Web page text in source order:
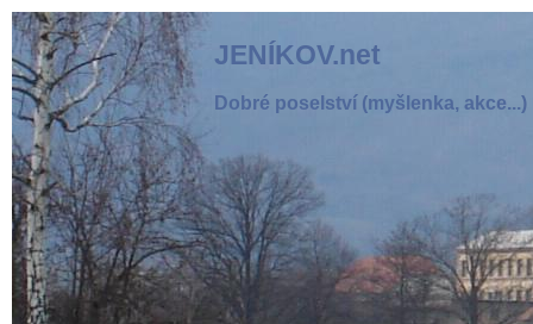
JENÍKOV.net
Dobré poselství (myšlenka,